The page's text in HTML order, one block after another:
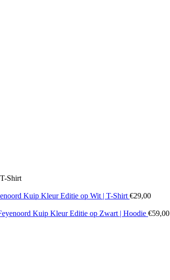
Shirt
Kuip Kleur Editie op Wit | T-Shirt €29,00
Kuip Kleur Editie op Zwart | Hoodie €59,00